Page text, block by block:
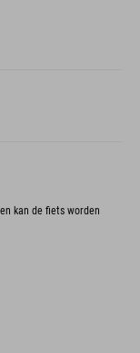
kan de fiets worden